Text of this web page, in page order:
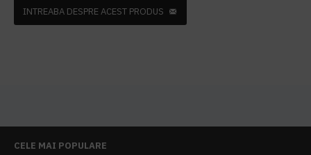
INTREABA DESPRE ACEST PRODUS
CELE MAI POPULARE